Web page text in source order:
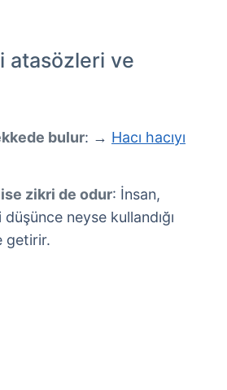
atasözleri ve
bulur: → Hacı hacıyı
zikri de odur: İnsan,
düşünce neyse kullandığı
getirir.